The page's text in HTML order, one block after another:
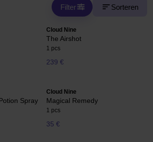
Filter Sorteren
Cloud Nine
The Airshot
1 pcs
239 €
Spray
Cloud Nine
Magical Remedy
1 pcs
35 €